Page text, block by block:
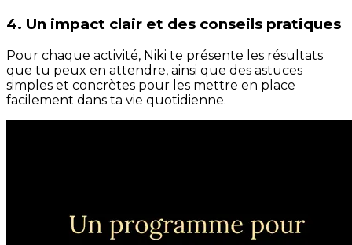
4. Un impact clair et des conseils pratiques
Pour chaque activité, Niki te présente les résultats
que tu peux en attendre, ainsi que des astuces
simples et concrètes pour les mettre en place
facilement dans ta vie quotidienne.